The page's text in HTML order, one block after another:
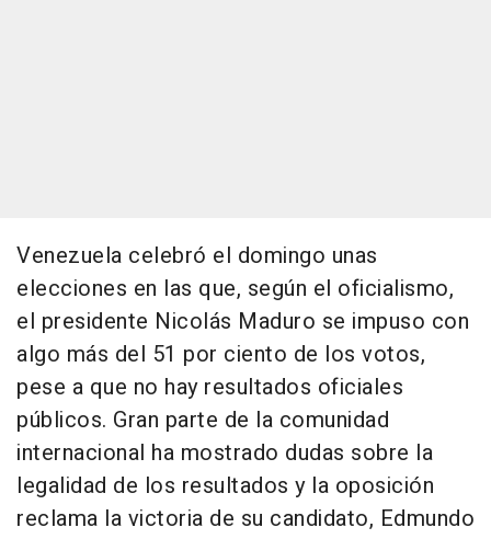
Venezuela celebró el domingo unas
elecciones en las que, según el oficialismo,
el presidente Nicolás Maduro se impuso con
algo más del 51 por ciento de los votos,
pese a que no hay resultados oficiales
públicos. Gran parte de la comunidad
internacional ha mostrado dudas sobre la
legalidad de los resultados y la oposición
reclama la victoria de su candidato, Edmundo